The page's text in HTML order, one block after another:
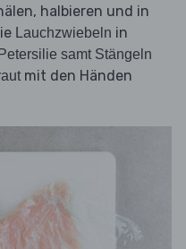
halbieren und in
Lauchzwiebeln in
Petersilie samt Stängeln
mit den Händen